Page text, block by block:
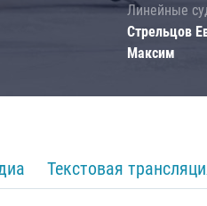
Линейные
Стрельцов
Максим
Текстовая